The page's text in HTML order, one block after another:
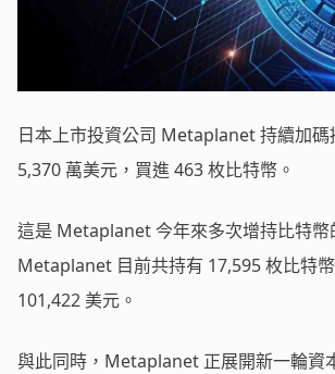
日本上市投資公司 Metaplanet 持續加
5,370 萬美元，買進 463 枚比特幣。
這是 Metaplanet 今年來多次增持比特
Metaplanet 目前共持有 17,595 枚比特
101,422 美元。
與此同時，Metaplanet 正展開新一輪資